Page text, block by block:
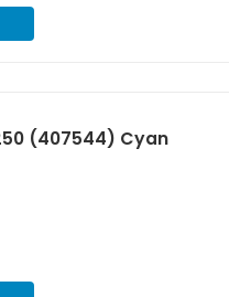
(407544) Cyan